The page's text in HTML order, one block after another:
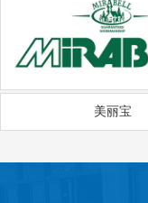
美丽宝